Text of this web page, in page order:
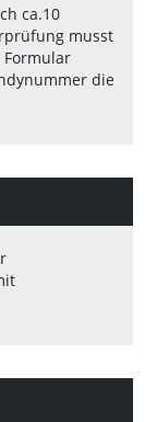
ca.10
musst
die